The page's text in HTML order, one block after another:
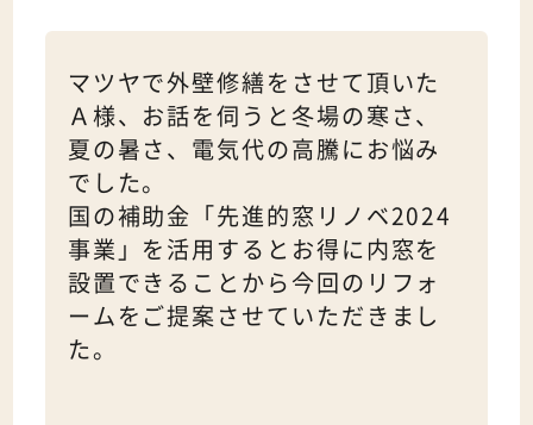
マツヤで外壁修繕をさせて頂いた
Ａ様、お話を伺うと冬場の寒さ、
夏の暑さ、電気代の高騰にお悩み
でした。
国の補助金「先進的窓リノベ2024
事業」を活用するとお得に内窓を
設置できることから今回のリフォ
ームをご提案させていただきまし
た。